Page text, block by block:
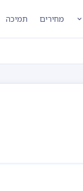
מחירים תמיכה